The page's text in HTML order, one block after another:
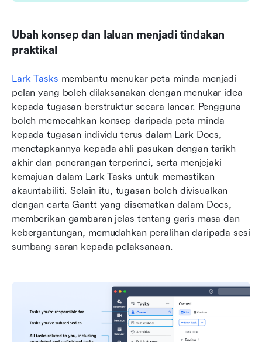
Ubah konsep dan laluan menjadi tindakan
praktikal
Lark Tasks membantu menukar peta minda menjadi
pelan yang boleh dilaksanakan dengan menukar idea
kepada tugasan berstruktur secara lancar. Pengguna
boleh memecahkan konsep daripada peta minda
kepada tugasan individu terus dalam Lark Docs,
menetapkannya kepada ahli pasukan dengan tarikh
akhir dan penerangan terperinci, serta menjejaki
kemajuan dalam Lark Tasks untuk memastikan
akauntabiliti. Selain itu, tugasan boleh divisualkan
dengan carta Gantt yang disematkan dalam Docs,
memberikan gambaran jelas tentang garis masa dan
kebergantungan, memudahkan peralihan daripada sesi
sumbang saran kepada pelaksanaan.